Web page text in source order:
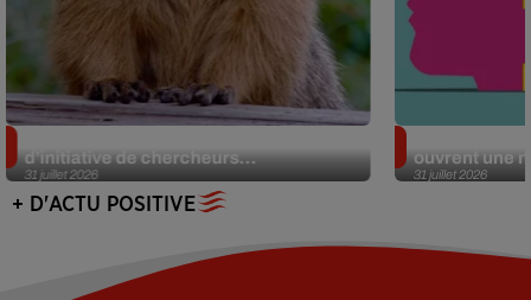
31 juillet 2026
d’initiative de chercheurs...
31 juillet 2026
ouvrent une
+ D'ACTU POSITIVE